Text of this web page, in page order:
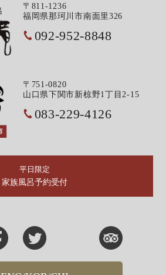
〒811-1236
福岡県那珂川市南面里326
092-952-8848
〒751-0820
山口県下関市新椋野1丁目2-15
083-229-4126
平日限定
家族風呂予約受付